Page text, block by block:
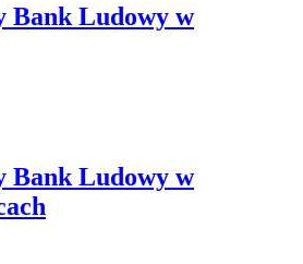
Bank Ludowy w
Bank Ludowy w